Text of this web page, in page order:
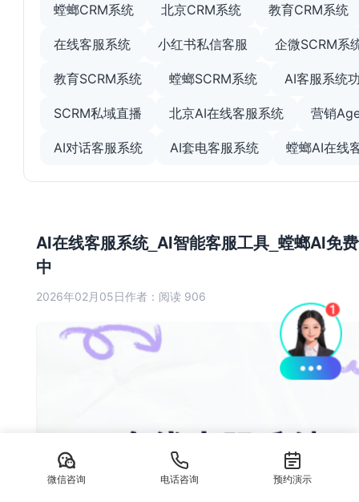
AI在线客服系统_AI智能客服工具_螳螂AI免
中
2026年02月05日作者： 阅读 906
螳螂CRM系统 北京CRM系统 教育CRM系统
在线客服系统 小红书私信客服 企微SCRM系
教育SCRM系统 螳螂SCRM系统 AI客服系统
SCRM私域直播 北京AI在线客服系统 营销
AI对话客服系统 AI套电客服系统 螳螂AI在线
微信咨询 电话咨询 预约演示